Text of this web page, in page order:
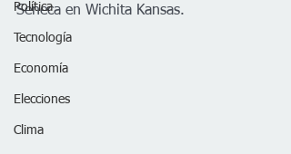
Política
Tecnología
Economía
Elecciones
Clima
Seneca en Wichita Kansas.